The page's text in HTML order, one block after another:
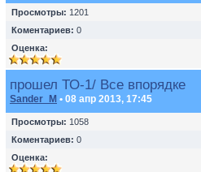
Просмотры: 1201
Коментариев: 0
Оценка:
прошел ТО-1/ Все впорядке
Sander_M • 08 апр 2013, 17:45
Просмотры: 1058
Коментариев: 0
Оценка: